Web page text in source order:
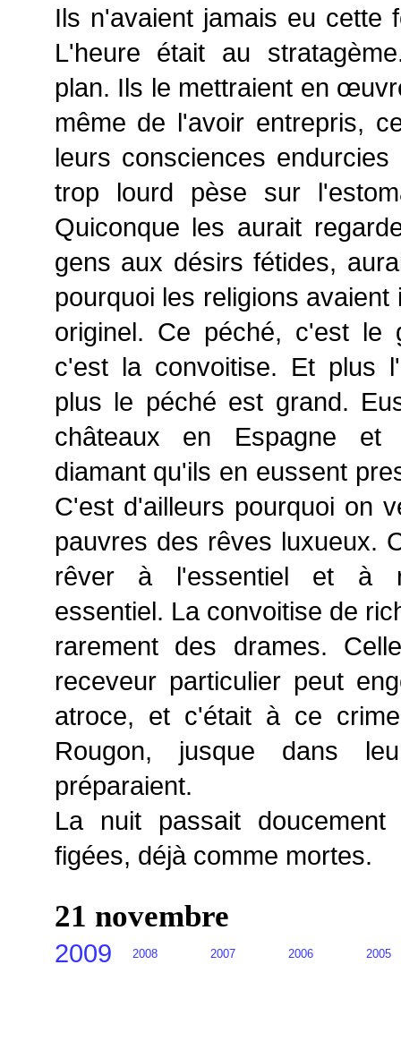
Ils n'avaient jamais eu cette
L'heure était au
plan. Ils le mettraient en
même de l'avoir entrepris,
leurs consciences
trop lourd pèse sur
Quiconque les aurait
gens aux désirs fétides,
pourquoi les religions avaient
originel. Ce péché, c'est le
c'est la convoitise. Et plus
plus le péché est grand.
châteaux en Espagne
diamant qu'ils en eussent
C'est d'ailleurs pourquoi on
pauvres des rêves luxueux.
rêver à l'essentiel et à
essentiel. La convoitise de
rarement des drames.
receveur particulier peut
atroce, et c'était à ce
Rougon, jusque dans
préparaient.
La nuit passait
figées, déjà comme mortes.
21 novembre
2009 2008 2007 2006 2005